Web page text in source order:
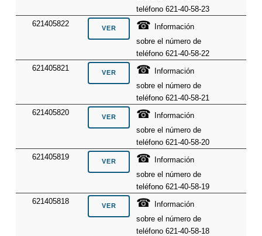
teléfono 621-40-58-23
621405822
☎
Información
sobre el número de
teléfono 621-40-58-22
621405821
☎
Información
sobre el número de
teléfono 621-40-58-21
621405820
☎
Información
sobre el número de
teléfono 621-40-58-20
621405819
☎
Información
sobre el número de
teléfono 621-40-58-19
621405818
☎
Información
sobre el número de
teléfono 621-40-58-18